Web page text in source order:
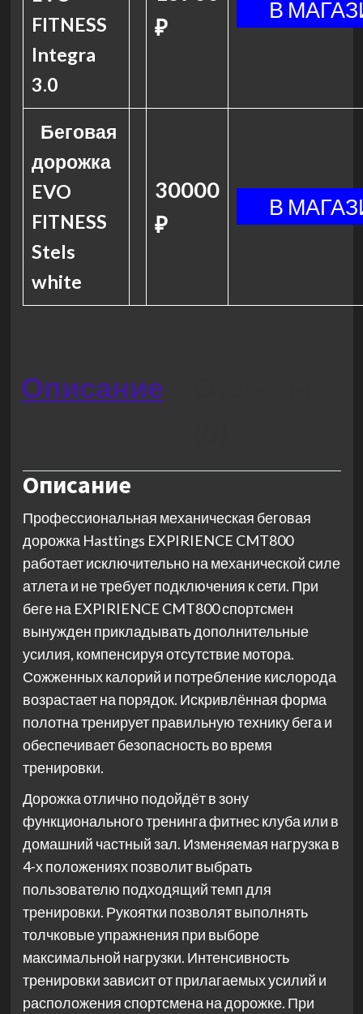
FITNESS
Integra
3.0
₽
Беговая
дорожка
EVO
FITNESS
Stels
white
30000
₽
Описание
Описание
Профессиональная механическая беговая
дорожка Hasttings EXPIRIENCE CMT800
работает исключительно на механической силе
атлета и не требует подключения к сети. При
беге на EXPIRIENCE CMT800 спортсмен
вынужден прикладывать дополнительные
усилия, компенсируя отсутствие мотора.
Сожженных калорий и потребление кислорода
возрастает на порядок. Искривлённая форма
полотна тренирует правильную технику бега и
обеспечивает безопасность во время
тренировки.
Дорожка отлично подойдёт в зону
функционального тренинга фитнес клуба или в
домашний частный зал. Изменяемая нагрузка в
4-х положениях позволит выбрать
пользователю подходящий темп для
тренировки. Рукоятки позволят выполнять
толчковые упражнения при выборе
максимальной нагрузки. Интенсивность
тренировки зависит от прилагаемых усилий и
расположения спортсмена на дорожке. При